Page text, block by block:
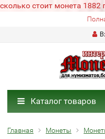
сколько стоит монета 1882
Каталог товаров
Главная Монеты